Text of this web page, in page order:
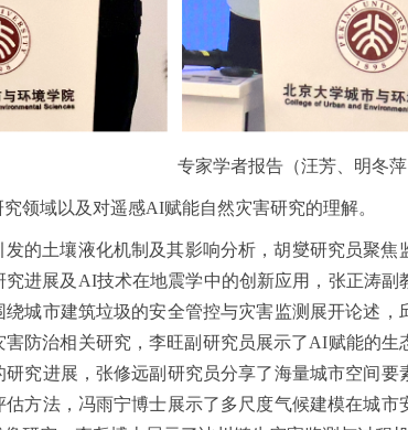
专家学者报告（汪芳、明冬萍
领域以及对遥感AI赋能自然灾害研究的理解。
的土壤液化机制及其影响分析，胡燮研究员聚
进展及AI技术在地震学中的创新应用，张正涛
城市建筑垃圾的安全管控与灾害监测展开论述
防治相关研究，李旺副研究员展示了AI赋能的
究进展，张修远副研究员分享了海量城市空间
方法，冯雨宁博士展示了多尺度气候建模在城